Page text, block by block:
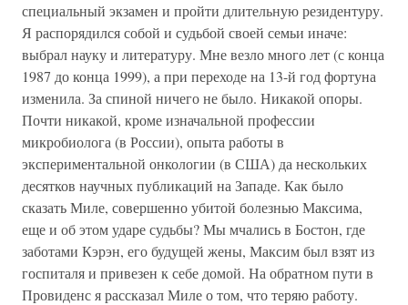
специальный экзамен и пройти длительную резидентуру.
Я распорядился собой и судьбой своей семьи иначе:
выбрал науку и литературу. Мне везло много лет (с конца
1987 до конца 1999), а при переходе на 13-й год фортуна
изменила. За спиной ничего не было. Никакой опоры.
Почти никакой, кроме изначальной профессии
микробиолога (в России), опыта работы в
экспериментальной онкологии (в США) да нескольких
десятков научных публикаций на Западе. Как было
сказать Миле, совершенно убитой болезнью Максима,
еще и об этом ударе судьбы? Мы мчались в Бостон, где
заботами Кэрэн, его будущей жены, Максим был взят из
госпиталя и привезен к себе домой. На обратном пути в
Провиденс я рассказал Миле о том, что теряю работу.